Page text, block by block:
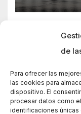
de
Para ofrecer las
las cookies para
dispositivo. El
procesar datos como
identificaciones únicas